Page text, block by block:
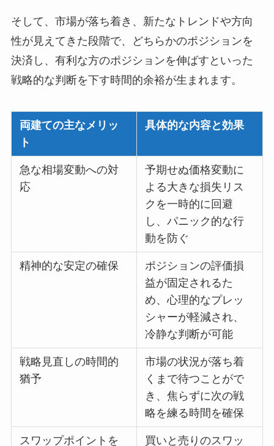
そして、市場が落ち着き、新たなトレンドや方向
性が見えてきた段階で、どちらかのポジションを
決済し、有利な方のポジションを伸ばすといった
戦略的な判断を下す時間的余裕が生まれます。
両建ての主なメリッ
ト
具体的な内容と効果
急な相場変動への対
応
予期せぬ価格変動に
よる大きな損失リス
クを一時的に回避
し、パニック的な行
動を防ぐ
精神的な安定の確保
ポジションの評価損
益が固定されるた
め、心理的なプレッ
シャーが軽減され、
冷静な判断が可能
戦略見直しの時間的
猶予
市場の状況が落ち着
くまで待つことがで
き、焦らずに次の戦
略を練る時間を確保
スワップポイントを 買いと売りのスワッ